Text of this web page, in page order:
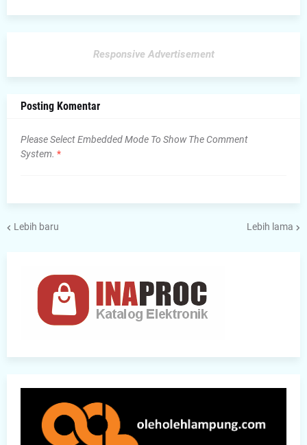
Responsive Advertisement
Posting Komentar
Please Select Embedded Mode To Show The Comment
System. *
Lebih baru Lebih lama